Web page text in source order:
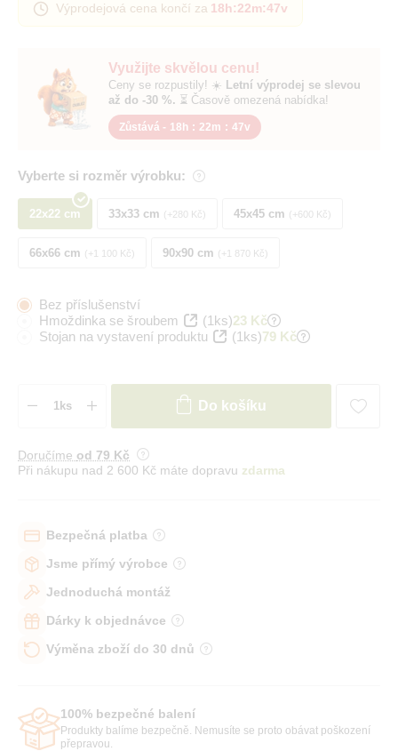
Využijte skvělou cenu!
Ceny se rozpustily! ☀️ Letní výprodej se slevou
až do -30 %. ⏳ Časově omezená nabídka!
Zůstává - 18h : 22m : 46v
Vyberte si rozměr výrobku:
22x22 cm 33x33 cm +280 Kč 45x45 cm +600 Kč
66x66 cm +1 100 Kč 90x90 cm +1 870 Kč
Výprodejová cena končí za 18h:22m:46v
Bez příslušenství
Hmoždinka se šroubem
(1ks)23 Kč
Stojan na vystavení produktu
(1ks)79 Kč
Do košíku
Doručíme od 79 Kč
Při nákupu nad 2 600 Kč máte dopravu zdarma
Bezpečná platba
Jsme přímý výrobce
Jednoduchá montáž
Dárky k objednávce
Výměna zboží do 30 dnů
100% bezpečné balení
Produkty balíme bezpečně. Nemusíte se proto obávat poškození
přepravou.